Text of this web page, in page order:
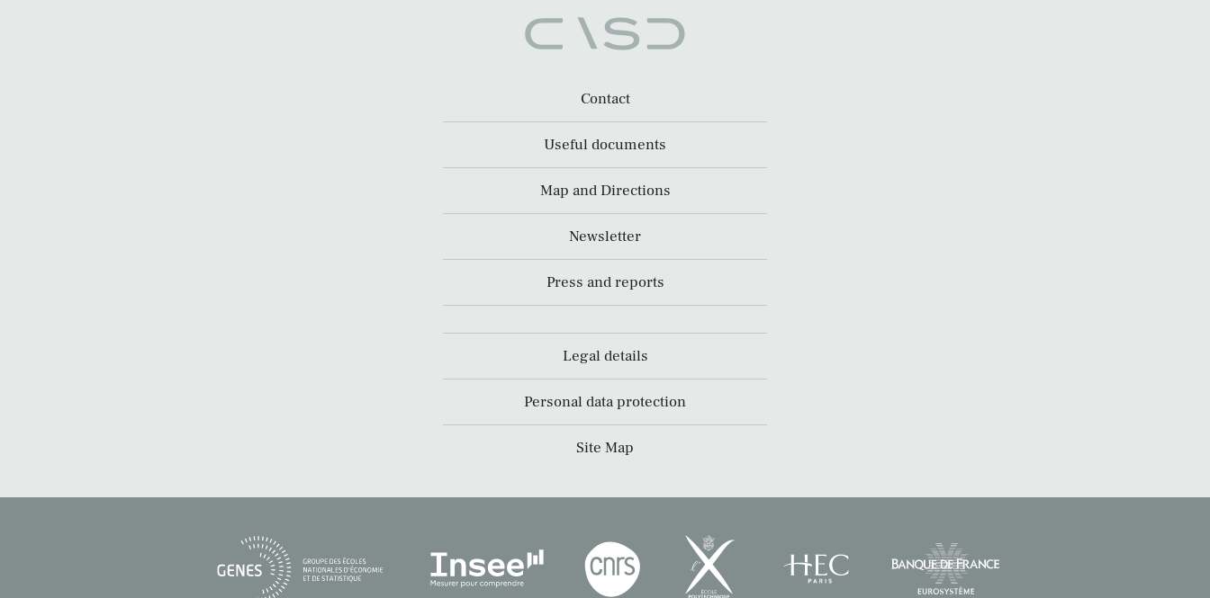
Contact
Useful documents
Map and Directions
Newsletter
Press and reports
Legal details
Personal data protection
Site Map